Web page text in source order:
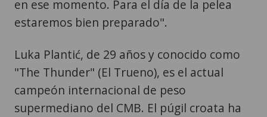
en ese momento. Para el día de la pelea
estaremos bien preparado".
Luka Plantić, de 29 años y conocido como
"The Thunder" (El Trueno), es el actual
campeón internacional de peso
supermediano del CMB. El púgil croata ha